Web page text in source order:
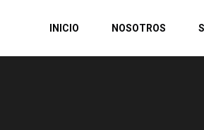
INICIO NOSOTROS